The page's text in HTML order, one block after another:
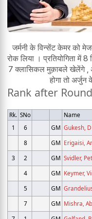
जर्मनी के विन्सेंट केमर को
रोक लिया । प्रतियोगिता में
7 क्लासिकल मुक़ाबले खेलेंगे ,
होगा तो
Rank after
Rk. SNo Name
1
6 GM Gukesh, D
8
GM Erigaisi,
3
2 GM Svidler,
4
GM Keymer,
5
GM
7
GM Mishra,